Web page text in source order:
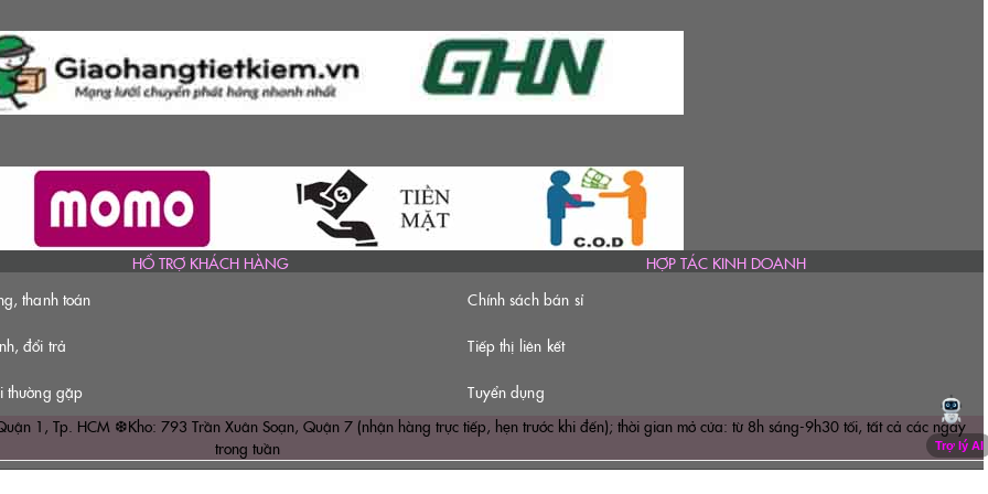
HỔ TRỢ KHÁCH HÀNG
thanh toán
đổi trả
thường gặp
HỢP TÁC KINH DOANH
Chính sách bán sỉ
Tiếp thị liên kết
Tuyển dụng
1, Tp. HCM ❆Kho: 793 Trần Xuân Soạn, Quận 7 (nhận hàng trực tiếp, hẹn trước khi đến); thời gian mở cửa: từ 8h sáng-9h30 tối, tất cả các ngày
trong tuần